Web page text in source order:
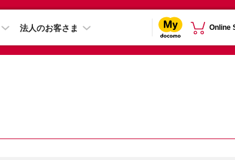
法人のお客さま Online